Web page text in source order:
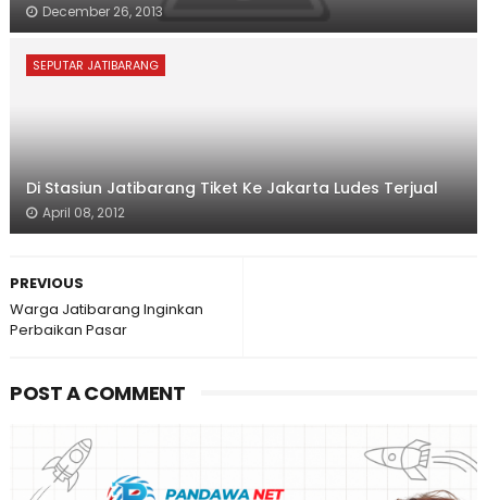
December 26, 2013
SEPUTAR JATIBARANG
Di Stasiun Jatibarang Tiket Ke Jakarta Ludes Terjual
April 08, 2012
PREVIOUS
Warga Jatibarang Inginkan
Perbaikan Pasar
POST A COMMENT